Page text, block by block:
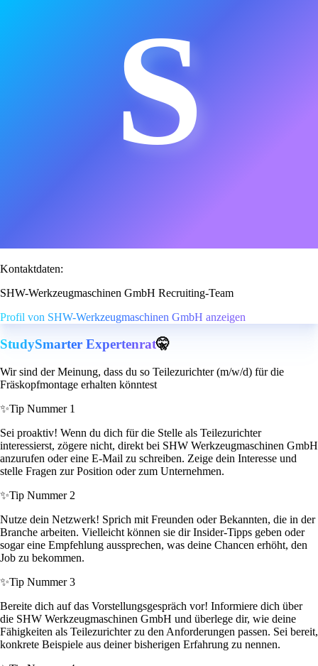
S
Kontaktdaten:
SHW-Werkzeugmaschinen GmbH Recruiting-Team
Profil von SHW-Werkzeugmaschinen GmbH anzeigen
StudySmarter Expertenrat🤫
Wir sind der Meinung, dass du so Teilezurichter (m/w/d) für die
Fräskopfmontage erhalten könntest
✨Tip Nummer 1
Sei proaktiv! Wenn du dich für die Stelle als Teilezurichter
interessierst, zögere nicht, direkt bei SHW Werkzeugmaschinen GmbH
anzurufen oder eine E-Mail zu schreiben. Zeige dein Interesse und
stelle Fragen zur Position oder zum Unternehmen.
✨Tip Nummer 2
Nutze dein Netzwerk! Sprich mit Freunden oder Bekannten, die in der
Branche arbeiten. Vielleicht können sie dir Insider-Tipps geben oder
sogar eine Empfehlung aussprechen, was deine Chancen erhöht, den
Job zu bekommen.
✨Tip Nummer 3
Bereite dich auf das Vorstellungsgespräch vor! Informiere dich über
die SHW Werkzeugmaschinen GmbH und überlege dir, wie deine
Fähigkeiten als Teilezurichter zu den Anforderungen passen. Sei bereit,
konkrete Beispiele aus deiner bisherigen Erfahrung zu nennen.